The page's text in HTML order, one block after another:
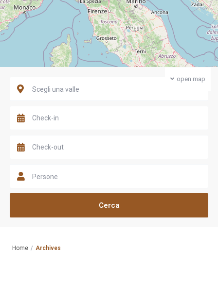
open map
Scegli una valle
Persone
Home Archives